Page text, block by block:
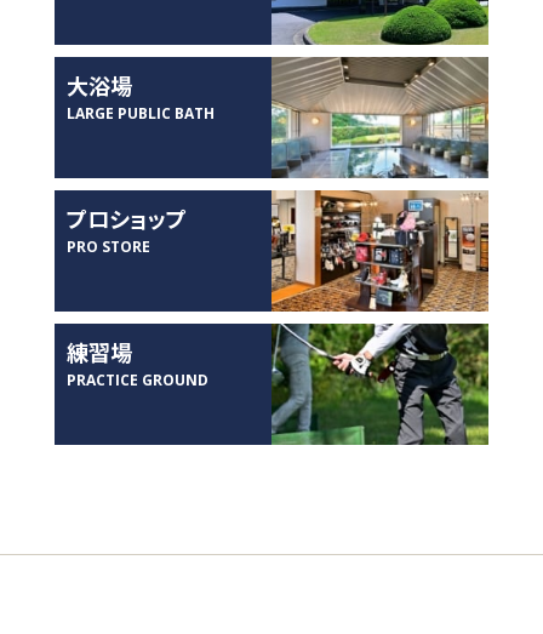
大浴場
LARGE PUBLIC BATH
プロショップ
PRO STORE
練習場
PRACTICE GROUND